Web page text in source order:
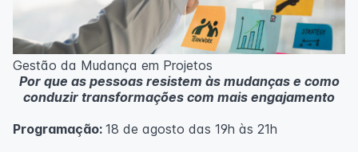
Metodologia
100% da carga horária do curso são realizadas com
aulas ao vivo.
As aulas podem ser assistidas por computador, celular
ou tablet.
Outras informações
Gestão da Mudança em Projetos
Por que as pessoas resistem às mudanças e como
conduzir transformações com mais engajamento
Programação: 18 de agosto das 19h às 21h